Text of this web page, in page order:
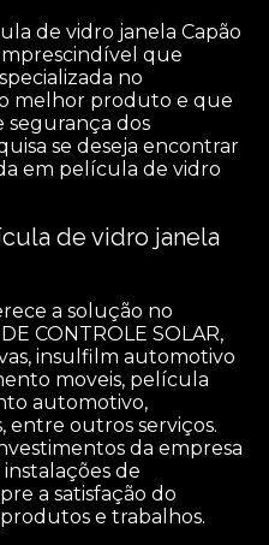
de vidro janela Capão
que
no
melhor produto e que
segurança dos
se deseja encontrar
em película de vidro
de vidro janela
a solução no
CONTROLE SOLAR,
insulfilm automotivo
moveis, película
automotivo,
entre outros serviços.
da empresa
de
a satisfação do
e trabalhos.